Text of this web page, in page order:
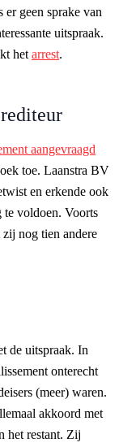
geen sprake van
uitspraak.
het arrest.
aangevraagd
toe. Laanstra BV
en erkende ook
te voldoen. Voorts
nog tien andere
de uitspraak. In
onterecht
(meer) waren.
akkoord met
het restant. Zij